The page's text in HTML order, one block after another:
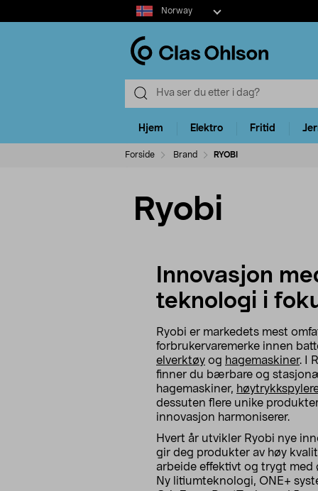
Select
market
Norway
Hjem Elektro Fritid
Forside Brand RYOBI
Ryobi
Innovasjon
teknologi i
Ryobi er markedets mest
forbrukervaremerke innen
elverktøy og hagemaskiner. I
finner du bærbare og
hagemaskiner,
dessuten flere unike
innovasjon harmoniserer.
Hvert år utvikler Ryobi nye
gir deg produkter av høy
arbeide effektivt og trygt med
Ny litiumteknologi, ONE+